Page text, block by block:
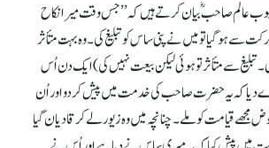
عالم صاحبؓ بیان کرتے ہیں کہ ’’جس وقت میرا نکاح
ہو گیا تو میں نے پنی ساس کو تبلیغ کی۔ وہ بہت متأثر
تبلیغ سے متأثر تو ہوئی لیکن بیعت نہیں کی) ایک دن اُس
دے دیا کہ یہ حضرت صاحب کی خدمت میں پیش کردو اور اُن
قیامت کو ملے۔ چنانچہ میں وہ زیور لے کر قادیان گیا